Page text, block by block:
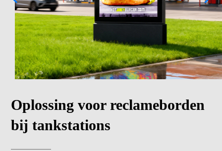
Oplossing voor reclameborden
bij tankstations